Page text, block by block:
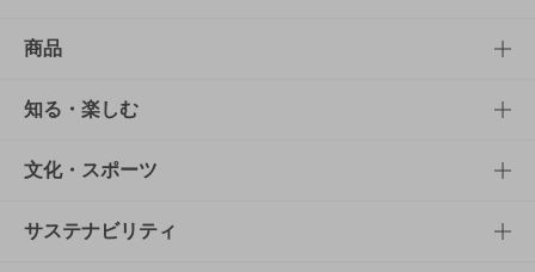
商品
商品TOP
商品一覧
商品発売情報
知る・楽しむ
知る・楽しむTOP
キャンペーン
文化・スポーツ
文化・スポーツTOP
サステナビリティ